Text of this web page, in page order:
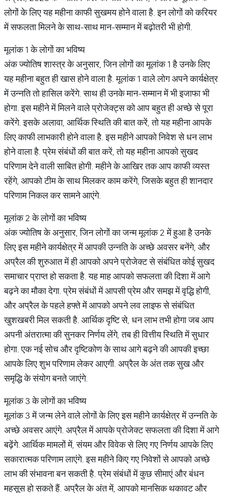
लोगों के लिए यह महीना काफी सुखमय होने वाला है. इन लोगों को करियर
में सफलता मिलने के साथ-साथ मान-सम्मान में बढ़ोतरी भी होगी.
मूलांक 1 के लोगों का भविष्य
अंक ज्योतिष शास्त्र के अनुसार, जिन लोगों का मूलांक 1 है उनके लिए
यह महीना बहुत ही खास होने वाला है. मूलांक 1 वाले लोग अपने कार्यक्षेत्र
में उन्नति तो हासिल करेंगे. साथ ही उनके मान-सम्मान में भी इजाफा भी
होगा. इस महीने में मिलने वाले प्रोजेक्ट्स को आप बहुत ही अच्छे से पूरा
करेंगे. इसके अलावा, आर्थिक स्थिति की बात करें, तो यह महीना आपके
लिए काफी लाभकारी होने वाला है. इस महीने आपको निवेश से धन लाभ
होने वाला है. प्रेम संबंधों की बात करें, तो यह महीना आपको सुखद
परिणाम देने वाली साबित होगी. महीने के आखिर तक आप काफी व्यस्त
रहेंगे, आपको टीम के साथ मिलकर काम करेंगे, जिसके बहुत ही शानदार
परिणाम निकल कर सामने आएंगे.
मूलांक 2 के लोगों का भविष्य
अंक ज्योतिष के अनुसार, जिन लोगों का जन्म मूलांक 2 में हुआ है उनके
लिए इस महीने कार्यक्षेत्र में आपकी उन्नति के अच्छे अवसर बनेंगे, और
अप्रैल की शुरुआत में ही आपको अपने प्रोजेक्ट से संबंधित कोई सुखद
समाचार प्राप्त हो सकता है. यह माह आपको सफलता की दिशा में आगे
बढ़ने का मौका देगा. प्रेम संबंधों में आपसी प्रेम और समझ में वृद्धि होगी,
और अप्रैल के पहले हफ्ते में आपको अपने लव लाइफ से संबंधित
खुशखबरी मिल सकती है. आर्थिक दृष्टि से, धन लाभ तभी होगा जब आप
अपनी अंतरात्मा की सुनकर निर्णय लेंगे, तब ही वित्तीय स्थिति में सुधार
होगा. एक नई सोच और दृष्टिकोण के साथ आगे बढ़ने की आपकी इच्छा
आपके लिए शुभ परिणाम लेकर आएगी. अप्रैल के अंत तक सुख और
समृद्धि के संयोग बनते जाएंगे.
मूलांक 3 के लोगों का भविष्य
मूलांक 3 में जन्म लेने वाले लोगों के लिए इस महीने कार्यक्षेत्र में उन्नति के
अच्छे अवसर आएंगे. अप्रैल में आपके प्रोजेक्ट सफलता की दिशा में आगे
बढ़ेंगे. आर्थिक मामलों में, संयम और विवेक से लिए गए निर्णय आपके लिए
सकारात्मक परिणाम लाएंगे. इस महीने किए गए निवेशों से आपको अच्छे
लाभ की संभावना बन सकती है. प्रेम संबंधों में कुछ सीमाएं और बंधन
महसूस हो सकते हैं. अप्रैल के अंत में, आपको मानसिक थकावट और